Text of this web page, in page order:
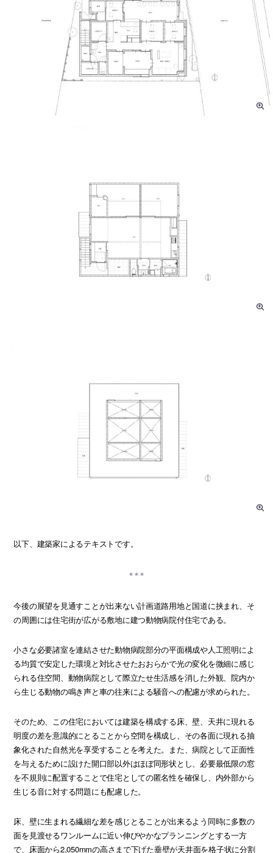
以下、建築家によるテキストです。
今後の展望を見通すことが出来ない計画道路用地と国道に挟まれ、そ
の周囲には住宅街が広がる敷地に建つ動物病院付住宅である。
小さな必要諸室を連結させた動物病院部分の平面構成や人工照明によ
る均質で安定した環境と対比させたおおらかで光の変化を微細に感じ
られる住空間、動物病院として際立たせ生活感を消した外観、院内か
ら生じる動物の鳴き声と車の往来による騒音への配慮が求められた。
そのため、この住宅においては建築を構成する床、壁、天井に現れる
明度の差を意識的にとることから空間を構成し、その各面に現れる抽
象化された自然光を享受することを考えた。また、病院として正面性
を与えるために設けた開口部以外はほぼ同形状とし、必要最低限の窓
を不規則に配置することで住宅としての匿名性を確保し、内外部から
生じる音に対する問題にも配慮した。
床、壁に生まれる繊細な差を感じとることが出来るよう同時に多数の
面を見渡せるワンルームに近い伸びやかなプランニングとする一方
で、床面から2,050mmの高さまで下げた垂壁が天井面を格子状に分割